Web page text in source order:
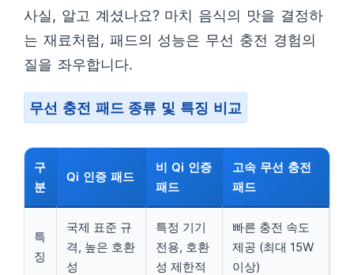
사실, 알고 계셨나요? 마치 음식의 맛을 결정하
는 재료처럼, 패드의 성능은 무선 충전 경험의
질을 좌우합니다.
무선 충전 패드 종류 및 특징 비교
구
분
Qi 인증 패드
비 Qi 인증
패드
고속 무선 충전
패드
특
징
국제 표준 규
격, 높은 호환
성
특정 기기
전용, 호환
성 제한적
빠른 충전 속도
제공 (최대 15W
이상)